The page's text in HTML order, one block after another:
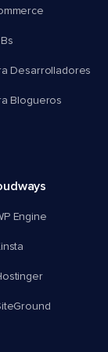
Desarrolladores
Blogueros
Engine